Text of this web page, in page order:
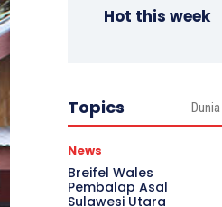
Hot this week
Topics Dunia
News
Breifel Wales
Pembalap Asal
Sulawesi Utara